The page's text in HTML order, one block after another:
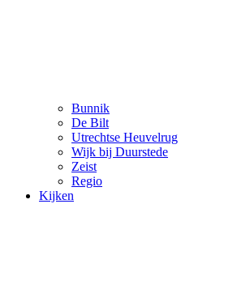
Bunnik
De Bilt
Utrechtse Heuvelrug
Wijk bij Duurstede
Zeist
Regio
Kijken